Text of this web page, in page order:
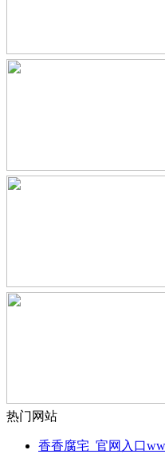
热门网站
香香腐宅_官网入口